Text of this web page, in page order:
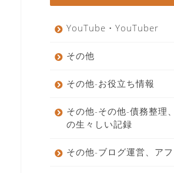
YouTube・YouTuber
その他
その他-お役立ち情報
その他-その他-債務整理
の生々しい記録
その他-ブログ運営、ア